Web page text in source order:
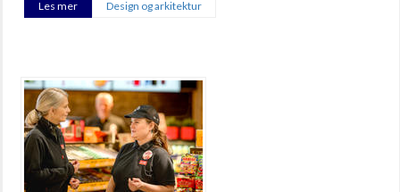
Les mer Design og arkitektur